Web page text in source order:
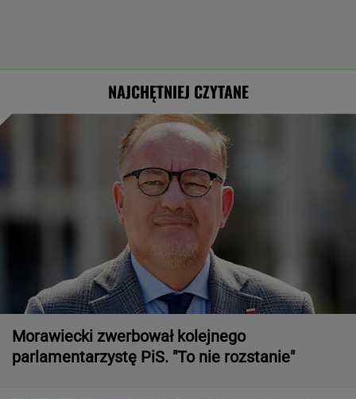
NAJCHĘTNIEJ CZYTANE
Morawiecki zwerbował kolejnego
parlamentarzystę PiS. "To nie rozstanie"